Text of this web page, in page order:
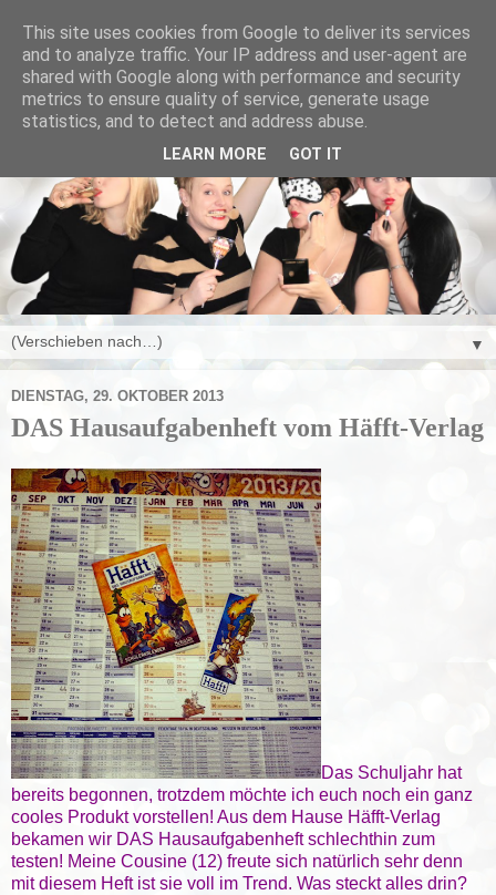
▼
DIENSTAG, 29. OKTOBER 2013
DAS Hausaufgabenheft vom Häfft-Verlag
Das Schuljahr hat
bereits begonnen, trotzdem möchte ich euch noch ein ganz
cooles Produkt vorstellen! Aus dem Hause Häfft-Verlag
bekamen wir DAS Hausaufgabenheft schlechthin zum
testen! Meine Cousine (12) freute sich natürlich sehr denn
mit diesem Heft ist sie voll im Trend. Was steckt alles drin?
This site uses cookies from Google to deliver its services
and to analyze traffic. Your IP address and user-agent are
shared with Google along with performance and security
metrics to ensure quality of service, generate usage
statistics, and to detect and address abuse.
LEARN MORE GOT IT